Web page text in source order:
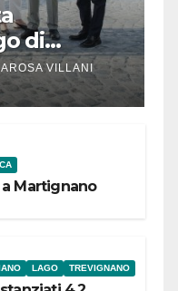
di
VILLANI
Martignano
LAGO TREVIGNANO